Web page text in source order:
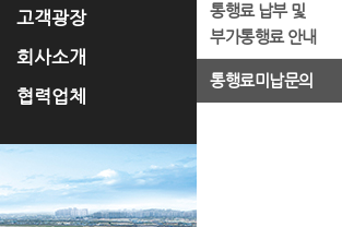
통행료 납부 및
부가통행료 안내
통행료미납문의
고객광장
회사소개
경영공시
협력업체